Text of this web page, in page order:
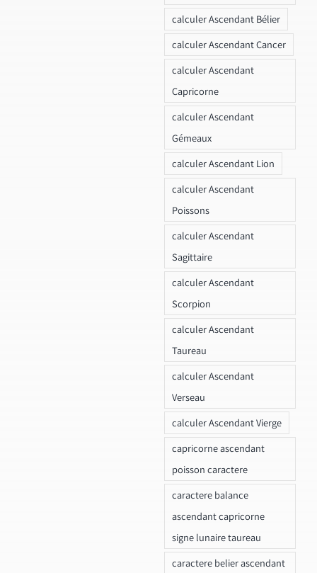
calculer Ascendant Bélier
calculer Ascendant Cancer
calculer Ascendant
Capricorne
calculer Ascendant
Gémeaux
calculer Ascendant Lion
calculer Ascendant
Poissons
calculer Ascendant
Sagittaire
calculer Ascendant
Scorpion
calculer Ascendant
Taureau
calculer Ascendant
Verseau
calculer Ascendant Vierge
capricorne ascendant
poisson caractere
caractere balance
ascendant capricorne
signe lunaire taureau
caractere belier ascendant